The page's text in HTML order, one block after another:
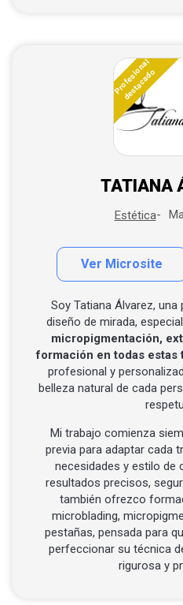
Profesional
destacado
TATIANA
Estética
Ver Microsite
Soy Tatiana Álvarez,
diseño de mirada,
micropigmentación,
formación en todas estas
profesional y
belleza natural de cada
Mi trabajo comienza
previa para adaptar cada
necesidades y estilo de
resultados precisos,
también ofrezco
microblading,
pestañas, pensada para
perfeccionar su técnica
rigurosa y